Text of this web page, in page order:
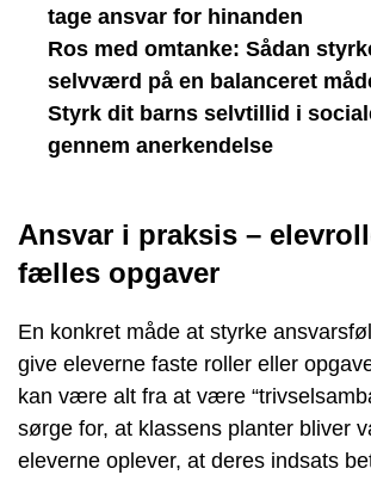
tage ansvar for hinanden
Ros med omtanke: Sådan
selvværd på en balanceret
Styrk dit barns selvtillid i
gennem anerkendelse
Ansvar i praksis –
fælles opgaver
En konkret måde at styrke
give eleverne faste roller eller
kan være alt fra at være
sørge for, at klassens planter bliver
eleverne oplever, at deres indsats